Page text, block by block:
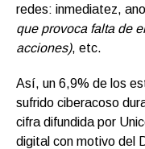
redes: inmediatez,
que provoca falta de
acciones), etc.
Así, un 6,9% de los
sufrido ciberacoso
cifra difundida por
digital con motivo del